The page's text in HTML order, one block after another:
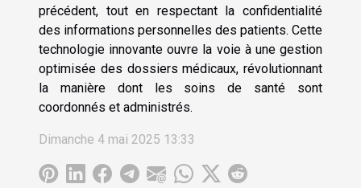
précédent, tout en respectant la confidentialité
des informations personnelles des patients. Cette
technologie innovante ouvre la voie à une gestion
optimisée des dossiers médicaux, révolutionnant
la manière dont les soins de santé sont
coordonnés et administrés.
Dimanche 4 mai 2025 13:33